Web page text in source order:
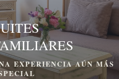
EXPERIENCIA AÚN MÁS